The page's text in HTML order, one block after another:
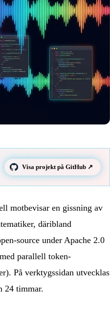
Visa projekt på GitHub ↗
motbevisar en gissning av
däribland
source under Apache 2.0
parallell token-
På verktygssidan utvecklas
24 timmar.